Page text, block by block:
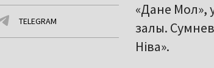
TELEGRAM
«Дане Мол»,
залы.
Ніва».